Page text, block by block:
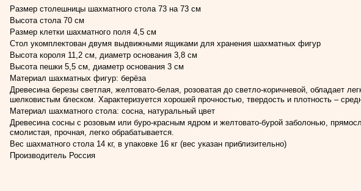
Размер столешницы шахматного стола 73 на 73 см
Высота стола 70 см
Размер клетки шахматного поля 4,5 см
Стол укомплектован двумя выдвижными ящиками для хранения шахматных фигур
Высота короля 11,2 см, диаметр основания 3,8 см
Высота пешки 5,5 см, диаметр основания 3 см
Материал шахматных фигур: берёза
Древесина березы светлая, желтовато-белая, розоватая до светло-коричневой, обладает
шелковистым блеском. Характеризуется хорошей прочностью, твердость и плотность –
Материал шахматного стола: сосна, натуральный цвет
Древесина сосны с розовым или буро-красным ядром и желтовато-бурой заболонью,
смолистая, прочная, легко обрабатывается.
Вес шахматного стола 14 кг, в упаковке 16 кг (вес указан приблизительно)
Производитель Россия